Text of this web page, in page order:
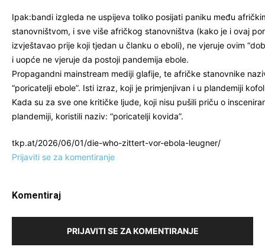
Ipak:bandi izgleda ne uspijeva toliko posijati paniku među
stanovništvom, i sve više afričkog stanovništva (kako je i ovaj
izvještavao prije koji tjedan u članku o eboli), ne vjeruje ovim
i uopće ne vjeruje da postoji pandemija ebole.
Propagandni mainstream mediji glafije, te afričke stanovnike
“poricatelji ebole”. Isti izraz, koji je primjenjivan i u plandemiji
Kada su za sve one kritičke ljude, koji nisu pušili priču o
plandemiji, koristili naziv: “poricatelji kovida”.
tkp.at/2026/06/01/die-who-zittert-vor-ebola-leugner/
Prijaviti se za komentiranje
Komentiraj
PRIJAVITI SE ZA KOMENTIRANJE